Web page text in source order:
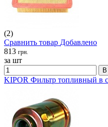
(2)
Сравнить товар Добавлено
813 грн.
за шт
В
KIPOR Фильтр топливный в